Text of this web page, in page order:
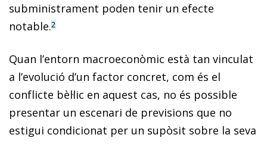
subministrament poden tenir un efecte
notable.2
Quan l’entorn macroeconòmic està tan vinculat
a l’evolució d’un factor concret, com és el
conflicte bèl·lic en aquest cas, no és possible
presentar un escenari de previsions que no
estigui condicionat per un supòsit sobre la seva